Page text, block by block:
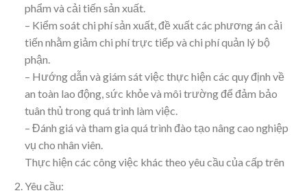
phẩm và cải tiến sản xuất.
– Kiểm soát chi phí sản xuất, đề xuất các phương án cải
tiến nhằm giảm chi phí trực tiếp và chi phí quản lý bộ
phận.
– Hướng dẫn và giám sát việc thực hiện các quy định về
an toàn lao động, sức khỏe và môi trường để đảm bảo
tuân thủ trong quá trình làm việc.
– Đánh giá và tham gia quá trình đào tạo nâng cao nghiệp
vụ cho nhân viên.
Thực hiện các công việc khác theo yêu cầu của cấp trên
Yêu cầu: